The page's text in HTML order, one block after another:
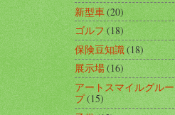
新型車(20)
ゴルフ(18)
保険豆知識(18)
展示場(16)
アートスマイルグルー
プ(15)